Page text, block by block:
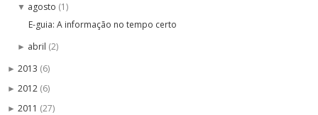
▼ agosto (1)
E-guia: A informação no tempo certo
► abril (2)
► 2013 (6)
► 2012 (6)
► 2011 (27)